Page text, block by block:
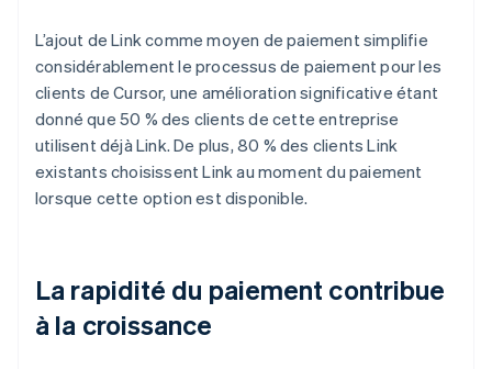
L’ajout de Link comme moyen de paiement simplifie
considérablement le processus de paiement pour les
clients de Cursor, une amélioration significative étant
donné que 50 % des clients de cette entreprise
utilisent déjà Link. De plus, 80 % des clients Link
existants choisissent Link au moment du paiement
lorsque cette option est disponible.
La rapidité du paiement contribue
à la croissance